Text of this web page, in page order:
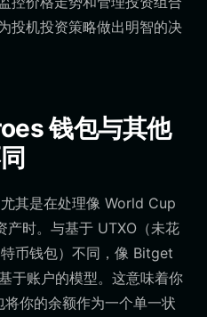
投机投资策略做出明智的决
钱包与其他
其是在处理像 World Cup
时。与基于 UTXO（未花
币钱包）不同，像 Bitget
于账户的模型。这意味着你
你的余额作为一个单一状